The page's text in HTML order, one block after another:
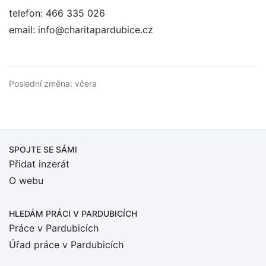
telefon: 466 335 026
email: info@charitapardubice.cz
Poslední změna: včera
SPOJTE SE SÁMI
Přidat inzerát
O webu
HLEDÁM PRÁCI V PARDUBICÍCH
Práce v Pardubicích
Úřad práce v Pardubicích